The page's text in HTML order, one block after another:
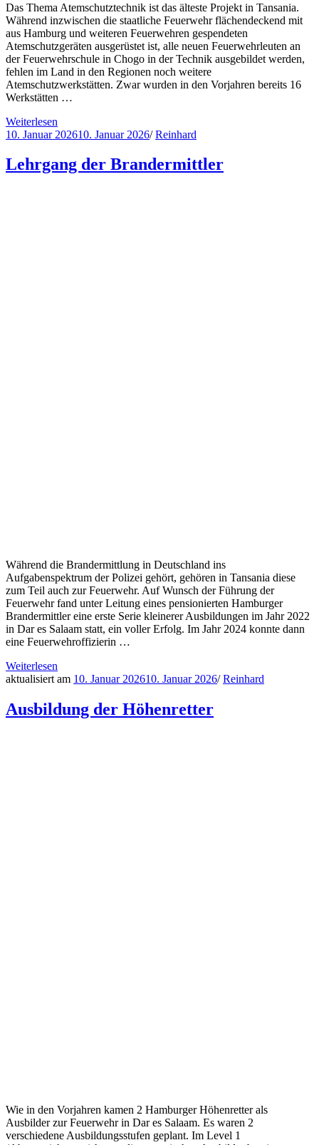
Das Thema Atemschutztechnik ist das älteste Projekt in Tansania.
Während inzwischen die staatliche Feuerwehr flächendeckend mit
aus Hamburg und weiteren Feuerwehren gespendeten
Atemschutzgeräten ausgerüstet ist, alle neuen Feuerwehrleuten an
der Feuerwehrschule in Chogo in der Technik ausgebildet werden,
fehlen im Land in den Regionen noch weitere
Atemschutzwerkstätten. Zwar wurden in den Vorjahren bereits 16
Werkstätten …
Weiterlesen
10. Januar 202610. Januar 2026/ Reinhard
Lehrgang der Brandermittler
Während die Brandermittlung in Deutschland ins
Aufgabenspektrum der Polizei gehört, gehören in Tansania diese
zum Teil auch zur Feuerwehr. Auf Wunsch der Führung der
Feuerwehr fand unter Leitung eines pensionierten Hamburger
Brandermittler eine erste Serie kleinerer Ausbildungen im Jahr 2022
in Dar es Salaam statt, ein voller Erfolg. Im Jahr 2024 konnte dann
eine Feuerwehroffizierin …
Weiterlesen
aktualisiert am 10. Januar 202610. Januar 2026/ Reinhard
Ausbildung der Höhenretter
Wie in den Vorjahren kamen 2 Hamburger Höhenretter als
Ausbilder zur Feuerwehr in Dar es Salaam. Es waren 2
verschiedene Ausbildungsstufen geplant. Im Level 1